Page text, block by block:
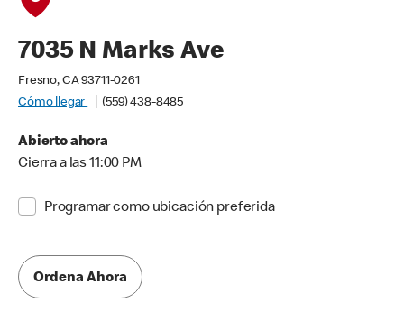
7035 N Marks Ave
Fresno, CA 93711-0261
Cómo llegar
(559) 438-8485
Abierto ahora
Cierra a las 11:00 PM
Programar como ubicación preferida
Ordena Ahora